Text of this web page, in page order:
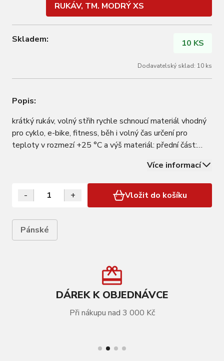
RUKÁV, TM. MODRÝ XS
Skladem: 10 KS
Dodavatelský sklad: 10 ks
Popis:
krátký rukáv, volný střih rychle schnoucí materiál vhodný
pro cyklo, e-bike, fitness, běh i volný čas určení pro
teploty v rozmezí +25 °C a výš materiál: přední část:
10% elastan na tomto dresu nedoporučujeme vozit
batoh kvůli možnému odření…
Více informací
- + Vložit do košíku
Pánské
DÁREK K OBJEDNÁVCE
Při nákupu nad 3 000 Kč
dres FORCE MTB MOUNT krátký rukáv , tm.